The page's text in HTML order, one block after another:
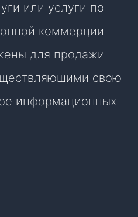
или услуги по
коммерции
для продажи
свою
информационных